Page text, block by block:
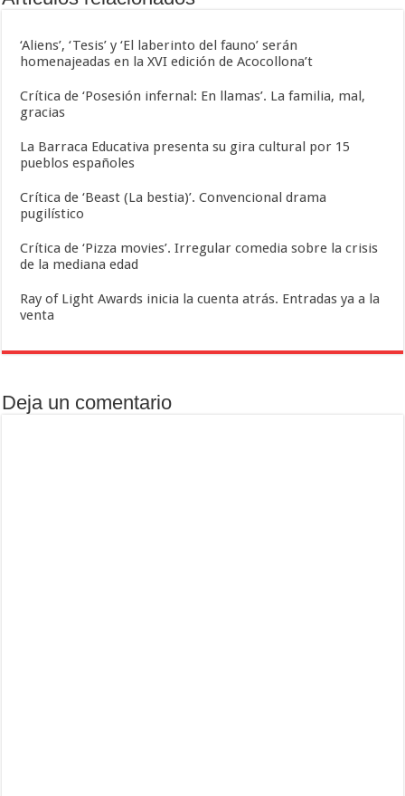
‘Aliens’, ‘Tesis’ y ‘El laberinto del fauno’ serán
homenajeadas en la XVI edición de Acocollona’t
Crítica de ‘Posesión infernal: En llamas’. La familia, mal,
gracias
La Barraca Educativa presenta su gira cultural por 15
pueblos españoles
Crítica de ‘Beast (La bestia)’. Convencional drama
pugilístico
Crítica de ‘Pizza movies’. Irregular comedia sobre la crisis
de la mediana edad
Ray of Light Awards inicia la cuenta atrás. Entradas ya a la
venta
Deja un comentario